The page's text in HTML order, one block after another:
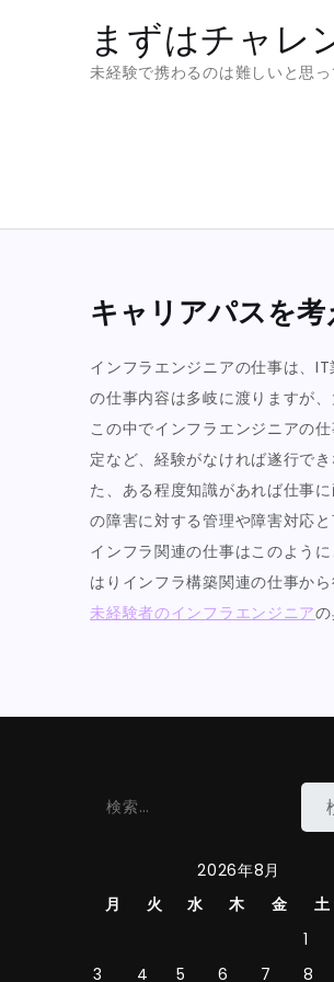
まずはチャレ
未経験で携わるのは難しいと思
キャリアパスを考
インフラエンジニアの仕事は、
の仕事内容は多岐に渡りますが
この中でインフラエンジニアの
定など、経験がなければ遂行で
た、ある程度知識があれば仕事
の障害に対する管理や障害対応
インフラ関連の仕事はこのよう
はりインフラ構築関連の仕事か
未経験者のインフラエンジニア
2026年8月
月
火 水 木 金 土
1
3
4 5 6 7 8